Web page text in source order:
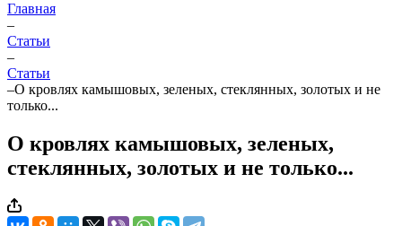
Главная
–
Статьи
–
Статьи
–О кровлях камышовых, зеленых, стеклянных, золотых и не
только...
О кровлях камышовых, зеленых,
стеклянных, золотых и не только...